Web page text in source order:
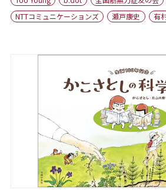
会社概要
NTTコミュニケーションズ
瀬戸康史
有